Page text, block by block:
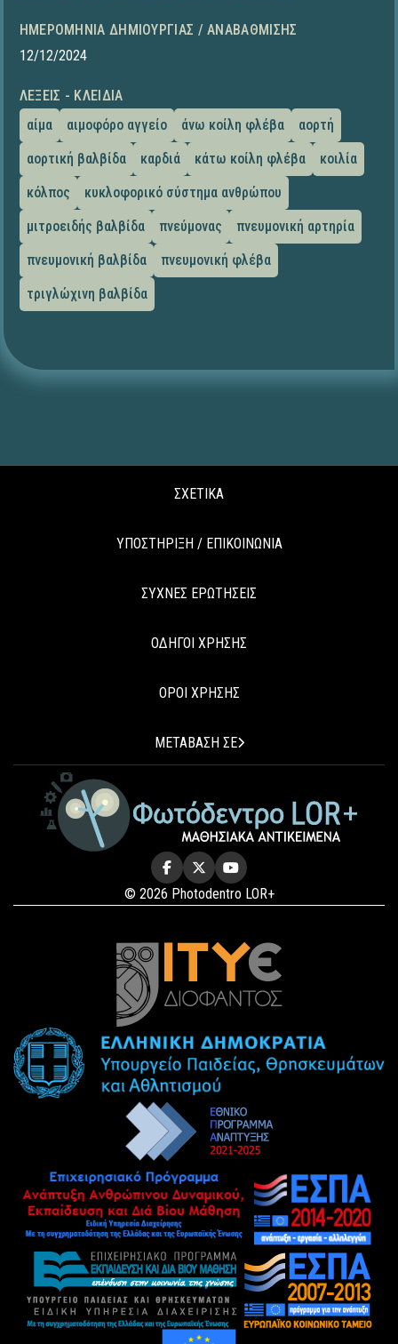
ΗΜΕΡΟΜΗΝΊΑ ΔΗΜΙΟΥΡΓΊΑΣ / ΑΝΑΒΆΘΜΙΣΗΣ
12/12/2024
ΛΈΞΕΙΣ - ΚΛΕΙΔΙΆ
αίμα
αιμοφόρο αγγείο άνω κοίλη φλέβα
αορτή
αορτική βαλβίδα
καρδιά κάτω κοίλη φλέβα
κοιλία
κόλπος
κυκλοφορικό σύστημα ανθρώπου
μιτροειδής βαλβίδα
πνεύμονας
πνευμονική αρτηρία
πνευμονική βαλβίδα
πνευμονική φλέβα
τριγλώχινη βαλβίδα
ΣΧΕΤΙΚΑ
ΥΠΟΣΤΗΡΙΞΗ / ΕΠΙΚΟΙΝΩΝΙΑ
ΣΥΧΝΕΣ ΕΡΩΤΗΣΕΙΣ
ΟΔΗΓΟΙ ΧΡΗΣΗΣ
ΟΡΟΙ ΧΡΗΣΗΣ
ΜΕΤΑΒΑΣΗ ΣΕ
© 2026 Photodentro LOR+